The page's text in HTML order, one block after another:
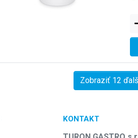
Zobraziť 12
KONTAKT